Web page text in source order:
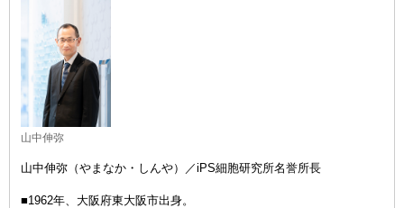
山中伸弥
山中伸弥（やまなか・しんや）／iPS細胞研究所名誉所長
■1962年、大阪府東大阪市出身。